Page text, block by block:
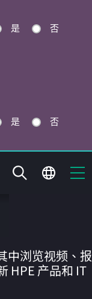
是 否
是 否
中浏览视频、报
HPE 产品和 IT